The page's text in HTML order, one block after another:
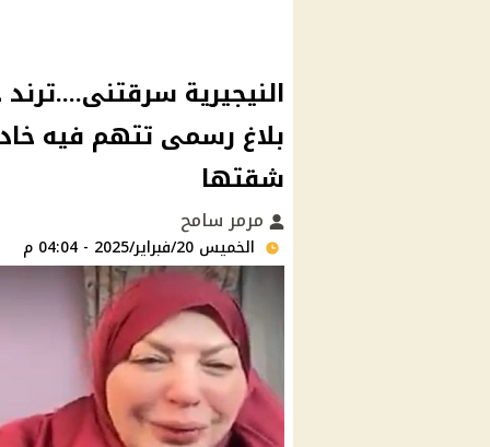
النيجيرية
بلاغ رسمى تتهم فيه
شقتها
مرمر سامح
الخميس 20/فبراير/2025 - 04:04 م